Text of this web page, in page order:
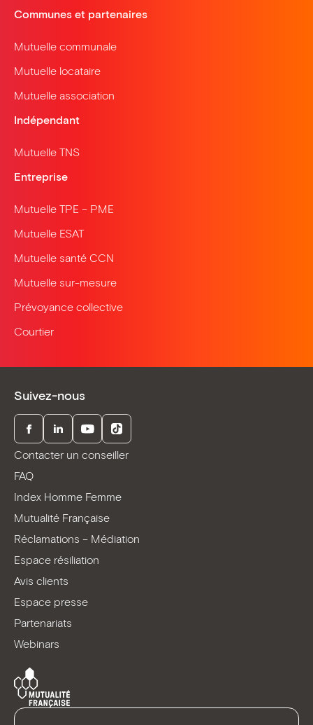
Communes et partenaires
Mutuelle communale
Mutuelle locataire
Mutuelle association
Indépendant
Mutuelle TNS
Entreprise
Mutuelle TPE – PME
Mutuelle ESAT
Mutuelle santé CCN
Mutuelle sur-mesure
Prévoyance collective
Courtier
Suivez-nous
FacebookLinkedInYoutubeTikTok
Contacter un conseiller
FAQ
Index Homme Femme
Mutualité Française
Réclamations – Médiation
Espace résiliation
Avis clients
Espace presse
Partenariats
Webinars